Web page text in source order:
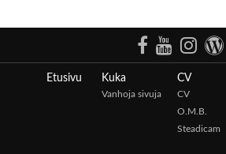
Etusivu Kuka
Vanhoja sivuja
CV
CV
O.M.B.
Steadicam